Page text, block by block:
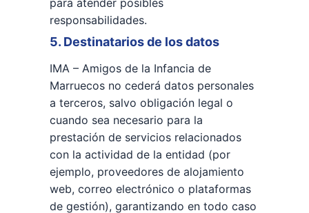
para atender posibles
responsabilidades.
5. Destinatarios de los datos
IMA – Amigos de la Infancia de
Marruecos no cederá datos personales
a terceros, salvo obligación legal o
cuando sea necesario para la
prestación de servicios relacionados
con la actividad de la entidad (por
ejemplo, proveedores de alojamiento
web, correo electrónico o plataformas
de gestión), garantizando en todo caso